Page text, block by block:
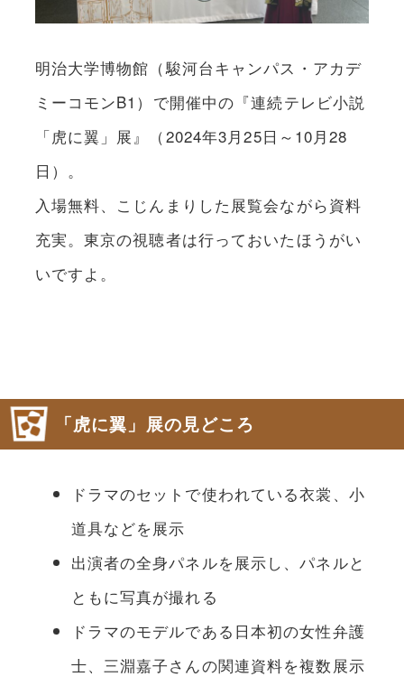
明治大学博物館（駿河台キャンパス・アカデ
ミーコモンB1）で開催中の『連続テレビ小説
「虎に翼」展』（2024年3月25日～10月28
日）。
入場無料、こじんまりした展覧会ながら資料
充実。東京の視聴者は行っておいたほうがい
いですよ。
「虎に翼」展の見どころ
ドラマのセットで使われている衣裳、小
道具などを展示
出演者の全身パネルを展示し、パネルと
ともに写真が撮れる
ドラマのモデルである日本初の女性弁護
士、三淵嘉子さんの関連資料を複数展示